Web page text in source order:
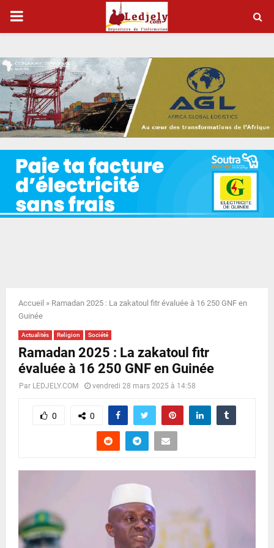
P
I
M
A
R
Y
N
U
Accueil » Ramadan 2025 : La zakatoul fitr évaluée à 16 250 GNF en
Guinée
Actualités Religion Société
Ramadan 2025 : La zakatoul fitr
évaluée à 16 250 GNF en Guinée
Par LEDJELY.COM vendredi 28 mars 2025 à 14:58
0 0